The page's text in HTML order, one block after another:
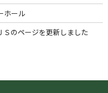
ホール
のページを更新しました